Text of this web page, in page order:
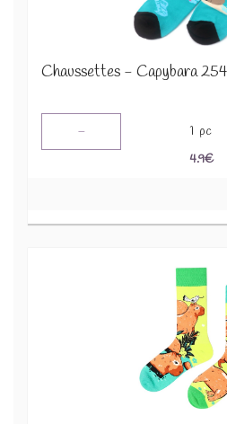
Chaussettes - Capybara
- 1 pc
4.9€